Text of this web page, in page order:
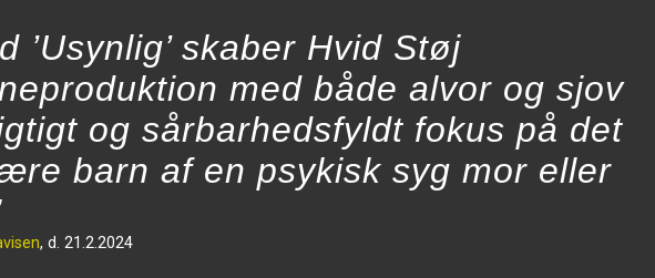
’Usynlig’ skaber Hvid Støj
med både alvor og sjov
og sårbarhedsfyldt fokus på det
barn af en psykisk syg mor eller
, d. 21.2.2024